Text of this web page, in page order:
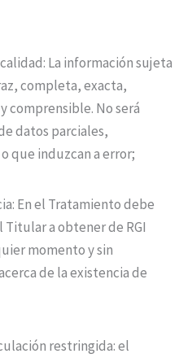
La información sujeta
completa, exacta,
comprensible. No será
datos parciales,
que induzcan a error;
En el Tratamiento debe
a obtener de RGI
momento y sin
de la existencia de
restringida: el